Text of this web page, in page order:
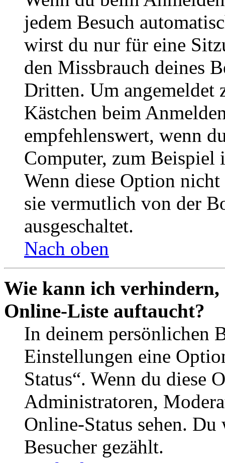
jedem Besuch
wirst du nur für eine
den Missbrauch deines
Dritten. Um angemeldet
Kästchen beim
empfehlenswert, wenn
Computer, zum Beispiel
Wenn diese Option
sie vermutlich von der
ausgeschaltet.
Nach oben
Wie kann ich verhindern,
Online-Liste auftaucht?
In deinem persönlichen
Einstellungen eine
Status“. Wenn du diese
Administratoren,
Online-Status sehen.
Besucher gezählt.